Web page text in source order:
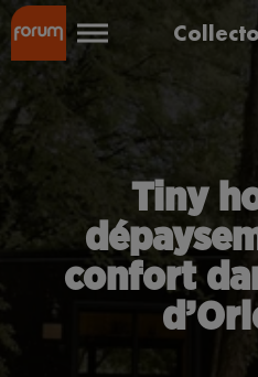
Tiny
confort